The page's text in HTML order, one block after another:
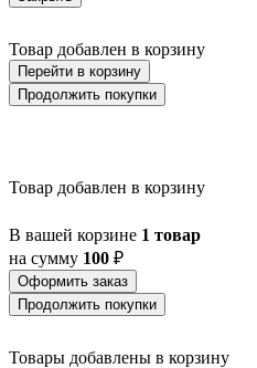
Товар добавлен в корзину
Перейти в корзину
Продолжить покупки
Товар добавлен в корзину
В вашей корзине 1 товар
на сумму 100 ₽
Оформить заказ
Продолжить покупки
Товары добавлены в корзину